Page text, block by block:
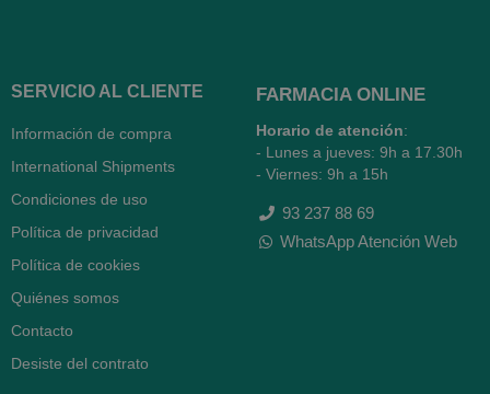
SERVICIO AL CLIENTE
Información de compra
International Shipments
Condiciones de uso
Política de privacidad
Política de cookies
Quiénes somos
Contacto
Desiste del contrato
FARMACIA ONLINE
Horario de atención:
- Lunes a jueves: 9h a 17.30h
- Viernes: 9h a 15h
93 237 88 69
WhatsApp Atención Web